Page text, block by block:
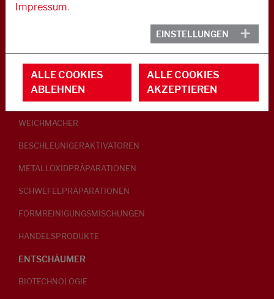
GLEITMITTEL
PEPTISATOREN
KLEBRIGMACHER / HOMOGENISATOREN
WEICHMACHER
BESCHLEUNIGERAKTIVATOREN
METALLOXIDPRÄPARATIONEN
SCHWEFELPRÄPARATIONEN
FORMREINIGUNGSMISCHUNGEN
HANDELSPRODUKTE
ENTSCHÄUMER
BIOTECHNOLOGIE
Impressum.
EINSTELLUNGEN
ALLE COOKIES
ABLEHNEN
ALLE COOKIES
AKZEPTIEREN